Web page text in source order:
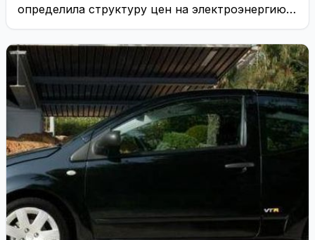
определила структуру цен на электроэнергию и
верхний предел повышения ...